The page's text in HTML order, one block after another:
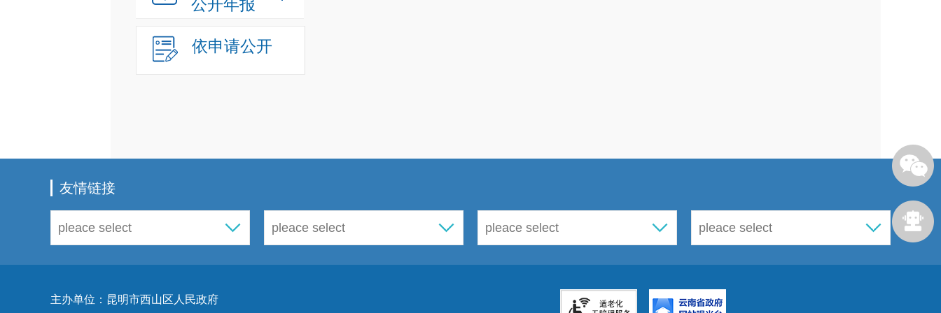
公开年报
依申请公开
轨迹，星期六星期天使用微信小程序“云南在矫通”进行人脸识别定位打卡。注重档案管理，建立长效机
制。按照一人一档，做到按时归档，重大节假日排查，全面掌握每一位社区矫正对象的思想状态和行为动
在安置帮教工作方面，加强信息核查、严格落实“一人一档”制度、落实帮教责任、强化重点管控等。
友情链接
主办单位：昆明市西山区人民政府